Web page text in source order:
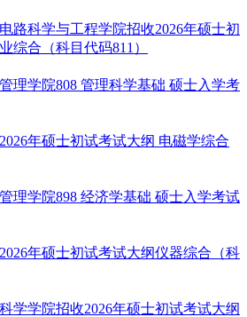
路科学与工程学院招收2026年硕士初
综合（科目代码811）
理学院808 管理科学基础 硕士入学考
年硕士初试考试大纲 电磁学综合
理学院898 经济学基础 硕士入学考试
年硕士初试考试大纲仪器综合（科
学学院招收2026年硕士初试考试大纲